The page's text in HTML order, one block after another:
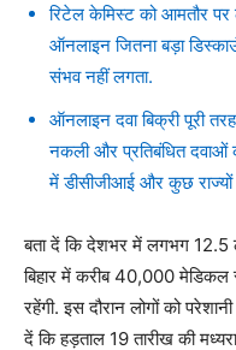
रिटेल केमिस्ट को आमतौर पर
ऑनलाइन जितना बड़ा
संभव नहीं लगता.
ऑनलाइन दवा बिक्री पूरी
नकली और प्रतिबंधित दवाओं
में डीसीजीआई और कुछ राज्यों
बता दें कि देशभर में लगभग 12.5
बिहार में करीब 40,000 मेडिकल
रहेंगी. इस दौरान लोगों को
दें कि हड़ताल 19 तारीख की